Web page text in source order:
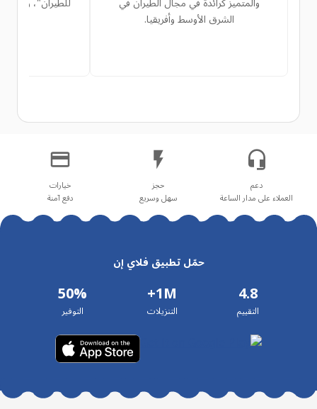
الشرق الأوسط وأفريقيا.
دعم
العملاء على مدار الساعة
حجز
سهل وسريع
خيارات
دفع آمنة
حمّل تطبيق فلاي إن
4.8
التقييم
1M+
التنزيلات
50%
التوفير